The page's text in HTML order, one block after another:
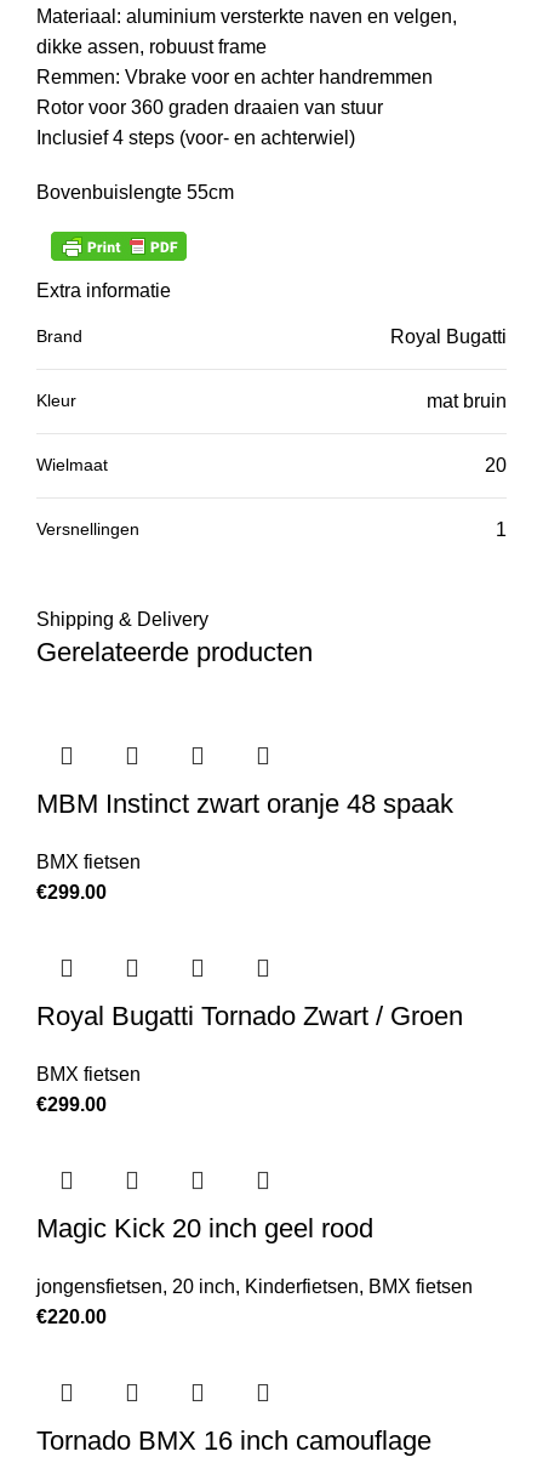
Materiaal: aluminium versterkte naven en velgen,
dikke assen, robuust frame
Remmen: Vbrake voor en achter handremmen
Rotor voor 360 graden draaien van stuur
Inclusief 4 steps (voor- en achterwiel)
Bovenbuislengte 55cm
Extra informatie
Brand Royal Bugatti
Kleur mat bruin
Wielmaat 20
Versnellingen 1
Shipping & Delivery
Gerelateerde producten
MBM Instinct zwart oranje 48 spaak
BMX fietsen
€299.00
Royal Bugatti Tornado Zwart / Groen
BMX fietsen
€299.00
Magic Kick 20 inch geel rood
jongensfietsen, 20 inch, Kinderfietsen, BMX fietsen
€220.00
Tornado BMX 16 inch camouflage